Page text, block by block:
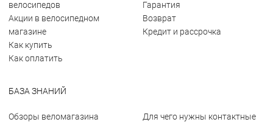
велосипедов
Акции в велосипедном
магазине
Как купить
Как оплатить
Гарантия
Возврат
Кредит и рассрочка
БАЗА ЗНАНИЙ
Обзоры веломагазина
Для чего нужны контактные